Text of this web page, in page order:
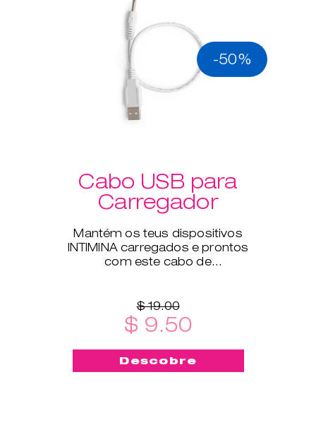
-50%
Cabo USB para
Carregador
Mantém os teus dispositivos
INTIMINA carregados e prontos
com este cabo de
eletrónicos.
$ 19.00
$ 9.50
Descobre